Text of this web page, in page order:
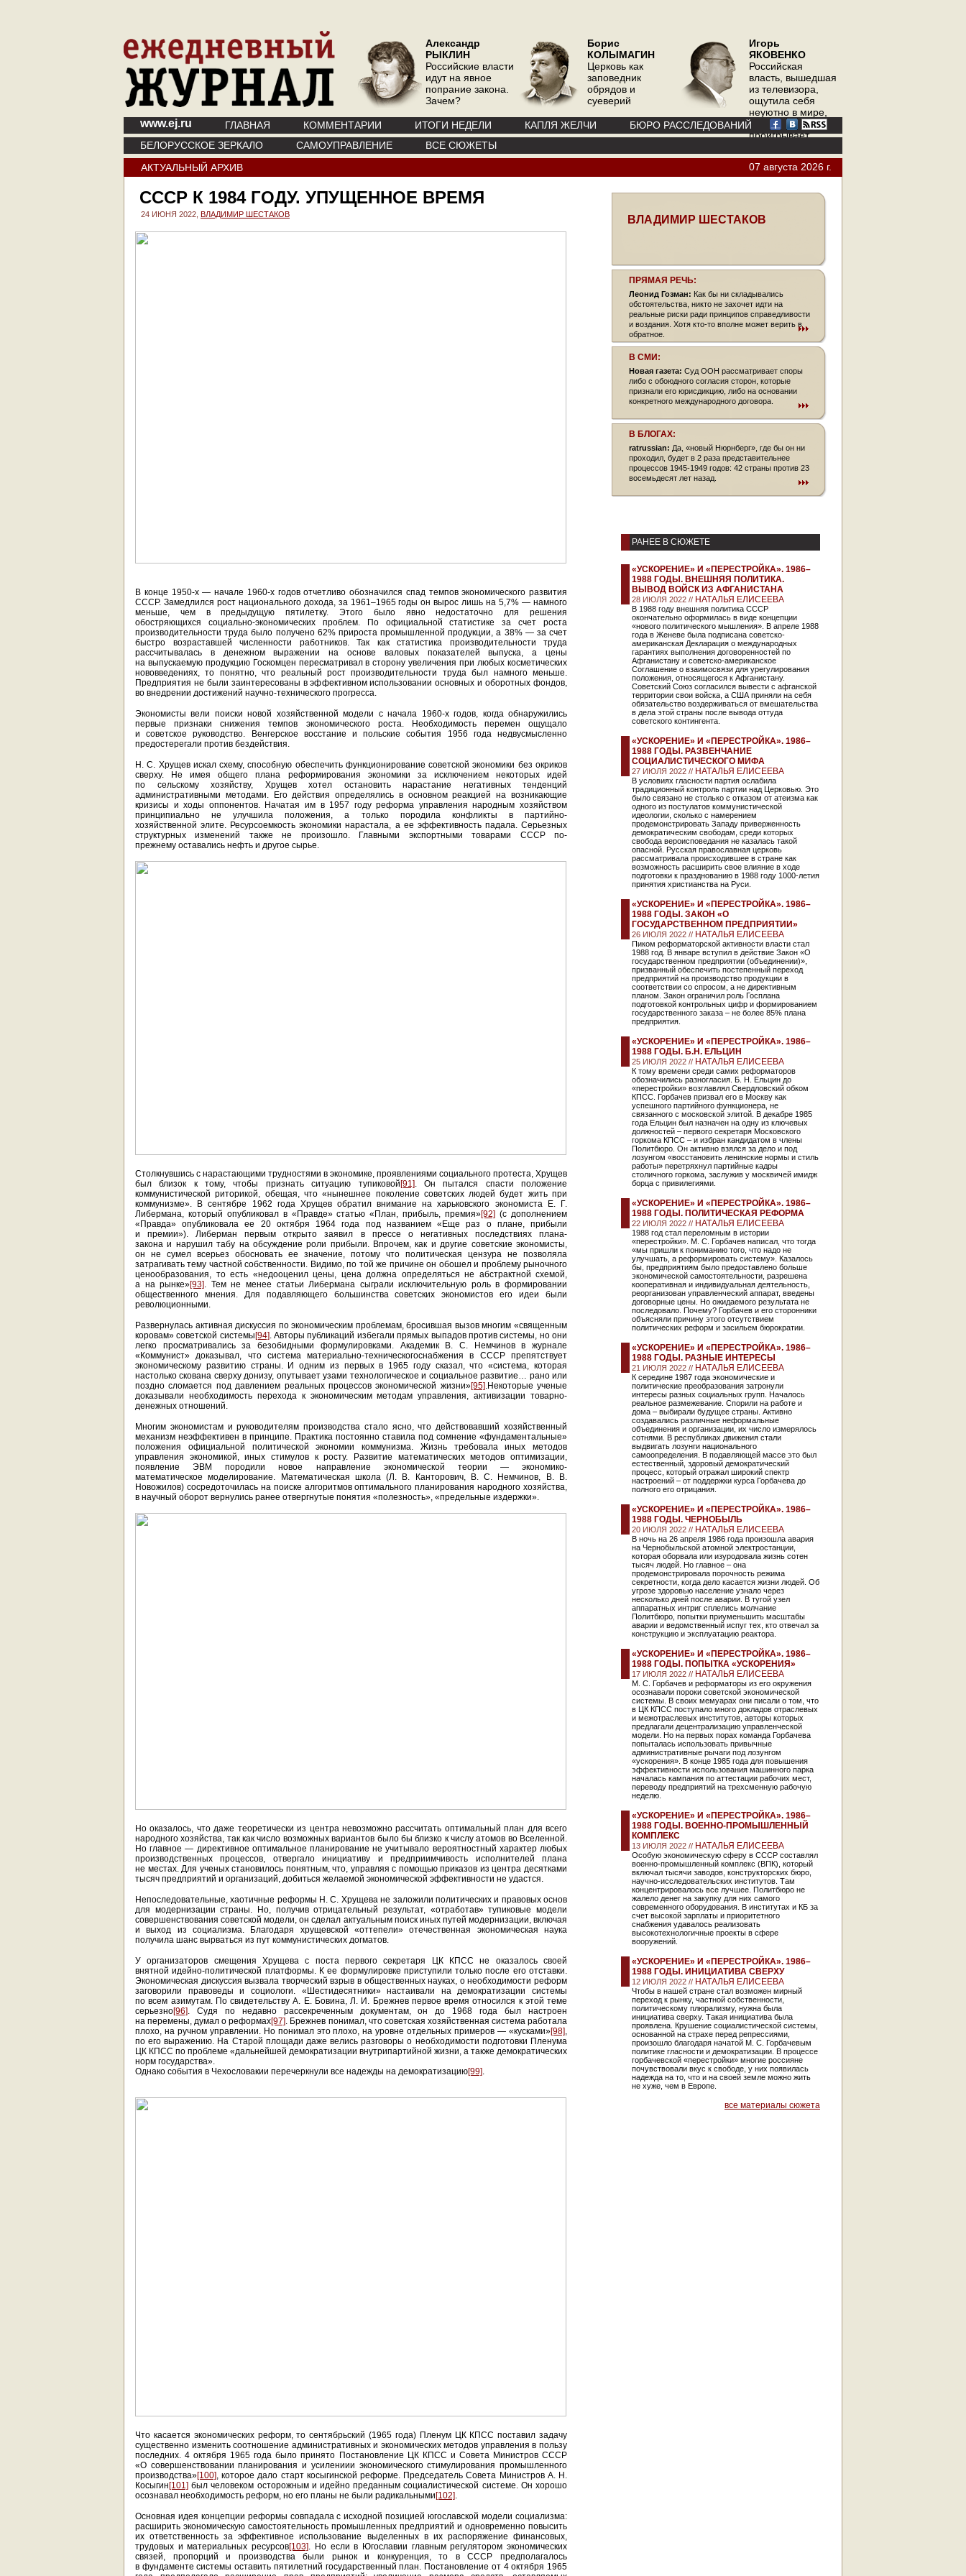
Александр
РЫКЛИН
Российские власти
идут на явное
попрание закона.
Зачем?
Борис
КОЛЫМАГИН
Церковь как
заповедник
обрядов и
суеверий
Игорь
ЯКОВЕНКО
Российская
власть, вышедшая
из телевизора,
ощутила себя
неуютно в мире,
где телевизор
проигрывает
www.ej.ru ГЛАВНАЯ КОММЕНТАРИИ ИТОГИ НЕДЕЛИ КАПЛЯ ЖЕЛЧИ
БЮРО РАССЛЕДОВАНИЙ
БЕЛОРУССКОЕ ЗЕРКАЛО
САМОУПРАВЛЕНИЕ
ВСЕ СЮЖЕТЫ
АКТУАЛЬНЫЙ АРХИВ
07 августа 2026 г.
СССР К 1984 ГОДУ. УПУЩЕННОЕ ВРЕМЯ
24 ИЮНЯ 2022, ВЛАДИМИР ШЕСТАКОВ
В конце 1950-х — начале 1960-х годов отчетливо обозначился спад темпов экономического развития
СССР. Замедлился рост национального дохода, за 1961–1965 годы он вырос лишь на 5,7% — намного
меньше, чем в предыдущую пятилетку. Этого было явно недостаточно для решения
обостряющихся социально-экономических проблем. По официальной статистике за счет роста
производительности труда было получено 62% прироста промышленной продукции, а 38% — за счет
быстро возраставшей численности работников. Так как статистика производительности труда
рассчитывалась в денежном выражении на основе валовых показателей выпуска, а цены
на выпускаемую продукцию Госкомцен пересматривал в сторону увеличения при любых косметических
нововведениях, то понятно, что реальный рост производительности труда был намного меньше.
Предприятия не были заинтересованы в эффективном использовании основных и оборотных фондов,
во внедрении достижений научно-технического прогресса.
Экономисты вели поиски новой хозяйственной модели с начала 1960-х годов, когда обнаружились
первые признаки снижения темпов экономического роста. Необходимость перемен ощущало
и советское руководство. Венгерское восстание и польские события 1956 года недвусмысленно
предостерегали против бездействия.
Н. С. Хрущев искал схему, способную обеспечить функционирование советской экономики без окриков
сверху. Не имея общего плана реформирования экономики за исключением некоторых идей
по сельскому хозяйству, Хрущев хотел остановить нарастание негативных тенденций
административными методами. Его действия определялись в основном реакцией на возникающие
кризисы и ходы оппонентов. Начатая им в 1957 году реформа управления народным хозяйством
принципиально не улучшила положения, а только породила конфликты в партийно-
хозяйственной элите. Ресурсоемкость экономики нарастала, а ее эффективность падала. Серьезных
структурных изменений также не произошло. Главными экспортными товарами СССР по-
прежнему оставались нефть и другое сырье.
Столкнувшись с нарастающими трудностями в экономике, проявлениями социального протеста, Хрущев
был близок к тому, чтобы признать ситуацию тупиковой[91]. Он пытался спасти положение
коммунистической риторикой, обещая, что «нынешнее поколение советских людей будет жить при
коммунизме». В сентябре 1962 года Хрущев обратил внимание на харьковского экономиста Е. Г.
Либермана, который опубликовал в «Правде» статью «План, прибыль, премия»[92] (с дополнением
«Правда» опубликовала ее 20 октября 1964 года под названием «Еще раз о плане, прибыли
и премии»). Либерман первым открыто заявил в прессе о негативных последствиях плана-
закона и нарушил табу на обсуждение роли прибыли. Впрочем, как и другие советские экономисты,
он не сумел всерьез обосновать ее значение, потому что политическая цензура не позволяла
затрагивать тему частной собственности. Видимо, по той же причине он обошел и проблему рыночного
ценообразования, то есть «недооценил цены, цена должна определяться не абстрактной схемой,
а на рынке»[93]. Тем не менее статьи Либермана сыграли исключительную роль в формировании
общественного мнения. Для подавляющего большинства советских экономистов его идеи были
революционными.
Развернулась активная дискуссия по экономическим проблемам, бросившая вызов многим «священным
коровам» советской системы[94]. Авторы публикаций избегали прямых выпадов против системы, но они
легко просматривались за безобидными формулировками. Академик В. С. Немчинов в журнале
«Коммунист» доказывал, что система материально-техническогоснабжения в СССР препятствует
экономическому развитию страны. И одним из первых в 1965 году сказал, что «система, которая
настолько скована сверху донизу, опутывает узами технологическое и социальное развитие… рано или
поздно сломается под давлением реальных процессов экономической жизни»[95].Некоторые ученые
доказывали необходимость перехода к экономическим методам управления, активизации товарно-
денежных отношений.
Многим экономистам и руководителям производства стало ясно, что действовавший хозяйственный
механизм неэффективен в принципе. Практика постоянно ставила под сомнение «фундаментальные»
положения официальной политической экономии коммунизма. Жизнь требовала иных методов
управления экономикой, иных стимулов к росту. Развитие математических методов оптимизации,
появление ЭВМ породили новое направление экономической теории — экономико-
математическое моделирование. Математическая школа (Л. В. Канторович, В. С. Немчинов, В. В.
Новожилов) сосредоточилась на поиске алгоритмов оптимального планирования народного хозяйства,
в научный оборот вернулись ранее отвергнутые понятия «полезность», «предельные издержки».
Но оказалось, что даже теоретически из центра невозможно рассчитать оптимальный план для всего
народного хозяйства, так как число возможных вариантов было бы близко к числу атомов во Вселенной.
Но главное — директивное оптимальное планирование не учитывало вероятностный характер любых
производственных процессов, отвергало инициативу и предприимчивость исполнителей плана
не местах. Для ученых становилось понятным, что, управляя с помощью приказов из центра десятками
тысяч предприятий и организаций, добиться желаемой экономической эффективности не удастся.
Непоследовательные, хаотичные реформы Н. С. Хрущева не заложили политических и правовых основ
для модернизации страны. Но, получив отрицательный результат, «отработав» тупиковые модели
совершенствования советской модели, он сделал актуальным поиск иных путей модернизации, включая
и выход из социализма. Благодаря хрущевской «оттепели» отечественная экономическая наука
получила шанс вырваться из пут коммунистических догматов.
У организаторов смещения Хрущева с поста первого секретаря ЦК КПСС не оказалось своей
внятной идейно-политической платформы. К ее формулировке приступили только после его отставки.
Экономическая дискуссия вызвала творческий взрыв в общественных науках, о необходимости реформ
заговорили правоведы и социологи. «Шестидесятники» настаивали на демократизации системы
по всем азимутам. По свидетельству А. Е. Бовина, Л. И. Брежнев первое время относился к этой теме
серьезно[96]. Судя по недавно рассекреченным документам, он до 1968 года был настроен
на перемены, думал о реформах[97]. Брежнев понимал, что советская хозяйственная система работала
плохо, на ручном управлении. Но понимал это плохо, на уровне отдельных примеров — «кусками»[98],
по его выражению. На Старой площади даже велись разговоры о необходимости подготовки Пленума
ЦК КПСС по проблеме «дальнейшей демократизации внутрипартийной жизни, а также демократических
норм государства».
Однако события в Чехословакии перечеркнули все надежды на демократизацию[99].
Что касается экономических реформ, то сентябрьский (1965 года) Пленум ЦК КПСС поставил задачу
существенно изменить соотношение административных и экономических методов управления в пользу
последних. 4 октября 1965 года было принято Постановление ЦК КПСС и Совета Министров СССР
«О совершенствовании планирования и усилениии экономического стимулирования промышленного
производства»[100], которое дало старт косыгинской реформе. Председатель Совета Министров А. Н.
Косыгин[101] был человеком осторожным и идейно преданным социалистической системе. Он хорошо
осознавал необходимость реформ, но его планы не были радикальными[102].
Основная идея концепции реформы совпадала с исходной позицией югославской модели социализма:
расширить экономическую самостоятельность промышленных предприятий и одновременно повысить
их ответственность за эффективное использование выделенных в их распоряжение финансовых,
трудовых и материальных ресурсов[103]. Но если в Югославии главным регулятором экономических
связей, пропорций и производства были рынок и конкуренция, то в СССР предполагалось
в фундаменте системы оставить пятилетний государственный план. Постановление от 4 октября 1965
ВЛАДИМИР ШЕСТАКОВ
ПРЯМАЯ РЕЧЬ:
Леонид Гозман: Как бы ни складывались
обстоятельства, никто не захочет идти на
реальные риски ради принципов справедливости
и воздания. Хотя кто-то вполне может верить в
обратное.
В СМИ:
Новая газета: Суд ООН рассматривает споры
либо с обоюдного согласия сторон, которые
признали его юрисдикцию, либо на основании
конкретного международного договора.
В БЛОГАХ:
ratrussian: Да, «новый Нюрнберг», где бы он ни
проходил, будет в 2 раза представительнее
процессов 1945-1949 годов: 42 страны против 23
восемьдесят лет назад.
РАНЕЕ В СЮЖЕТЕ
«УСКОРЕНИЕ» И «ПЕРЕСТРОЙКА». 1986–
1988 ГОДЫ. ВНЕШНЯЯ ПОЛИТИКА.
ВЫВОД ВОЙСК ИЗ АФГАНИСТАНА
28 ИЮЛЯ 2022 // НАТАЛЬЯ ЕЛИСЕЕВА
В 1988 году внешняя политика СССР
окончательно оформилась в виде концепции
«нового политического мышления». В апреле 1988
года в Женеве была подписана советско-
американская Декларация о международных
гарантиях выполнения договоренностей по
Афганистану и советско-американское
Соглашение о взаимосвязи для урегулирования
положения, относящегося к Афганистану.
Советский Союз согласился вывести с афганской
территории свои войска, а США приняли на себя
обязательство воздерживаться от вмешательства
в дела этой страны после вывода оттуда
советского контингента.
«УСКОРЕНИЕ» И «ПЕРЕСТРОЙКА». 1986–
1988 ГОДЫ. РАЗВЕНЧАНИЕ
СОЦИАЛИСТИЧЕСКОГО МИФА
27 ИЮЛЯ 2022 // НАТАЛЬЯ ЕЛИСЕЕВА
В условиях гласности партия ослабила
традиционный контроль партии над Церковью. Это
было связано не столько с отказом от атеизма как
одного из постулатов коммунистической
идеологии, сколько с намерением
продемонстрировать Западу приверженность
демократическим свободам, среди которых
свобода вероисповедания не казалась такой
опасной. Русская православная церковь
рассматривала происходившее в стране как
возможность расширить свое влияние в ходе
подготовки к празднованию в 1988 году 1000-летия
принятия христианства на Руси.
«УСКОРЕНИЕ» И «ПЕРЕСТРОЙКА». 1986–
1988 ГОДЫ. ЗАКОН «О
ГОСУДАРСТВЕННОМ ПРЕДПРИЯТИИ»
26 ИЮЛЯ 2022 // НАТАЛЬЯ ЕЛИСЕЕВА
Пиком реформаторской активности власти стал
1988 год. В январе вступил в действие Закон «О
государственном предприятии (объединении)»,
призванный обеспечить постепенный переход
предприятий на производство продукции в
соответствии со спросом, а не директивным
планом. Закон ограничил роль Госплана
подготовкой контрольных цифр и формированием
государственного заказа – не более 85% плана
предприятия.
«УСКОРЕНИЕ» И «ПЕРЕСТРОЙКА». 1986–
1988 ГОДЫ. Б.Н. ЕЛЬЦИН
25 ИЮЛЯ 2022 // НАТАЛЬЯ ЕЛИСЕЕВА
К тому времени среди самих реформаторов
обозначились разногласия. Б. Н. Ельцин до
«перестройки» возглавлял Свердловский обком
КПСС. Горбачев призвал его в Москву как
успешного партийного функционера, не
связанного с московской элитой. В декабре 1985
года Ельцин был назначен на одну из ключевых
должностей – первого секретаря Московского
горкома КПСС – и избран кандидатом в члены
Политбюро. Он активно взялся за дело и под
лозунгом «восстановить ленинские нормы и стиль
работы» перетряхнул партийные кадры
столичного горкома, заслужив у москвичей имидж
борца с привилегиями.
«УСКОРЕНИЕ» И «ПЕРЕСТРОЙКА». 1986–
1988 ГОДЫ. ПОЛИТИЧЕСКАЯ РЕФОРМА
22 ИЮЛЯ 2022 // НАТАЛЬЯ ЕЛИСЕЕВА
1988 год стал переломным в истории
«перестройки». М. С. Горбачев написал, что тогда
«мы пришли к пониманию того, что надо не
улучшать, а реформировать систему». Казалось
бы, предприятиям было предоставлено больше
экономической самостоятельности, разрешена
кооперативная и индивидуальная деятельность,
реорганизован управленческий аппарат, введены
договорные цены. Но ожидаемого результата не
последовало. Почему? Горбачев и его сторонники
объясняли причину этого отсутствием
политических реформ и засильем бюрократии.
«УСКОРЕНИЕ» И «ПЕРЕСТРОЙКА». 1986–
1988 ГОДЫ. РАЗНЫЕ ИНТЕРЕСЫ
21 ИЮЛЯ 2022 // НАТАЛЬЯ ЕЛИСЕЕВА
К середине 1987 года экономические и
политические преобразования затронули
интересы разных социальных групп. Началось
реальное размежевание. Спорили на работе и
дома – выбирали будущее страны. Активно
создавались различные неформальные
объединения и организации, их число измерялось
сотнями. В республиках движения стали
выдвигать лозунги национального
самоопределения. В подавляющей массе это был
естественный, здоровый демократический
процесс, который отражал широкий спектр
настроений – от поддержки курса Горбачева до
полного его отрицания.
«УСКОРЕНИЕ» И «ПЕРЕСТРОЙКА». 1986–
1988 ГОДЫ. ЧЕРНОБЫЛЬ
20 ИЮЛЯ 2022 // НАТАЛЬЯ ЕЛИСЕЕВА
В ночь на 26 апреля 1986 года произошла авария
на Чернобыльской атомной электростанции,
которая оборвала или изуродовала жизнь сотен
тысяч людей. Но главное – она
продемонстрировала порочность режима
секретности, когда дело касается жизни людей. Об
угрозе здоровью население узнало через
несколько дней после аварии. В тугой узел
аппаратных интриг сплелись молчание
Политбюро, попытки приуменьшить масштабы
аварии и ведомственный испуг тех, кто отвечал за
конструкцию и эксплуатацию реактора.
«УСКОРЕНИЕ» И «ПЕРЕСТРОЙКА». 1986–
1988 ГОДЫ. ПОПЫТКА «УСКОРЕНИЯ»
17 ИЮЛЯ 2022 // НАТАЛЬЯ ЕЛИСЕЕВА
М. С. Горбачев и реформаторы из его окружения
осознавали пороки советской экономической
системы. В своих мемуарах они писали о том, что
в ЦК КПСС поступало много докладов отраслевых
и межотраслевых институтов, авторы которых
предлагали децентрализацию управленческой
модели. Но на первых порах команда Горбачева
попыталась использовать привычные
административные рычаги под лозунгом
«ускорения». В конце 1985 года для повышения
эффективности использования машинного парка
началась кампания по аттестации рабочих мест,
переводу предприятий на трехсменную рабочую
неделю.
«УСКОРЕНИЕ» И «ПЕРЕСТРОЙКА». 1986–
1988 ГОДЫ. ВОЕННО-ПРОМЫШЛЕННЫЙ
КОМПЛЕКС
13 ИЮЛЯ 2022 // НАТАЛЬЯ ЕЛИСЕЕВА
Особую экономическую сферу в СССР составлял
военно-промышленный комплекс (ВПК), который
включал тысячи заводов, конструкторских бюро,
научно-исследовательских институтов. Там
концентрировалось все лучшее. Политбюро не
жалело денег на закупку для них самого
современного оборудования. В институтах и КБ за
счет высокой зарплаты и приоритетного
снабжения удавалось реализовать
высокотехнологичные проекты в сфере
вооружений.
«УСКОРЕНИЕ» И «ПЕРЕСТРОЙКА». 1986–
1988 ГОДЫ. ИНИЦИАТИВА СВЕРХУ
12 ИЮЛЯ 2022 // НАТАЛЬЯ ЕЛИСЕЕВА
Чтобы в нашей стране стал возможен мирный
переход к рынку, частной собственности,
политическому плюрализму, нужна была
инициатива сверху. Такая инициатива была
проявлена. Крушение социалистической системы,
основанной на страхе перед репрессиями,
произошло благодаря начатой М. С. Горбачевым
политике гласности и демократизации. В процессе
горбачевской «перестройки» многие россияне
почувствовали вкус к свободе, у них появилась
надежда на то, что и на своей земле можно жить
не хуже, чем в Европе.
все материалы сюжета